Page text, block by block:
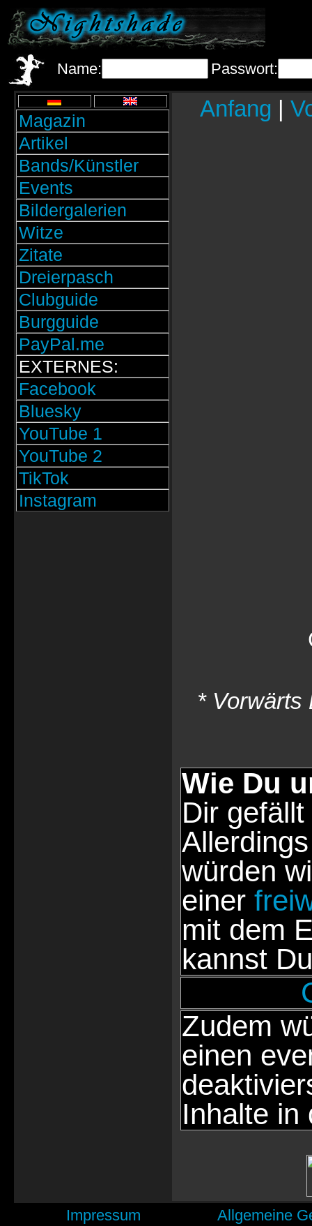
Name: Passwort:
Magazin
Artikel
Bands/Künstler
Events
Bildergalerien
Witze
Zitate
Dreierpasch
Clubguide
Burgguide
PayPal.me
EXTERNES:
Facebook
Bluesky
YouTube 1
YouTube 2
TikTok
Instagram
Anfang |
* Vorwärts
Wie Du
Dir
würden
einer
mit dem
kannst
Zudem
einen
Inhalte in
Impressum
Allgemeine